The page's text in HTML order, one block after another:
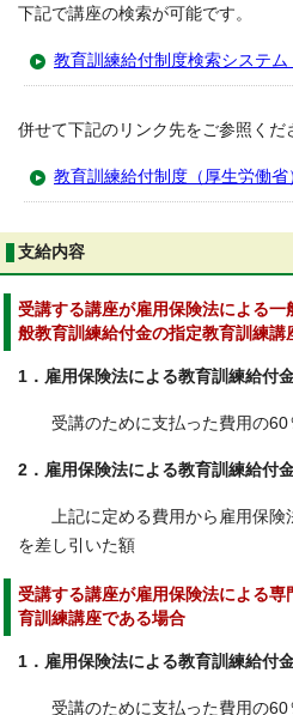
下記で講座の検索が可能です。
教育訓練給付制度検索システム
併せて下記のリンク先をご参照くだ
教育訓練給付制度（厚生労働省
支給内容
受講する講座が雇用保険法による
般教育訓練給付金の指定教育訓練講
1．雇用保険法による教育訓練給付
受講のために支払った費用の60
2．雇用保険法による教育訓練給付
上記に定める費用から雇用保
を差し引いた額
受講する講座が雇用保険法による
育訓練講座である場合
1．雇用保険法による教育訓練給付
受講のために支払った費用の60